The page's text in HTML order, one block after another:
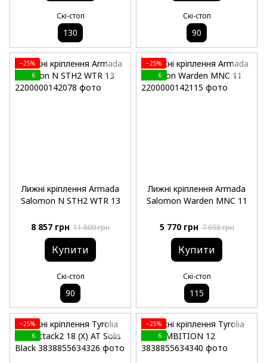
Скі-стоп
130
Скі-стоп
90
−25%
6
Лижні кріплення Armada
Salomon N STH2 WTR 13
8 857 грн 11 809 грн
Купити
Скі-стоп
90
−25%
6
Лижні кріплення Armada
Salomon Warden MNC 11
5 770 грн 7 693 грн
Купити
Скі-стоп
115
−25%
6
−25%
6